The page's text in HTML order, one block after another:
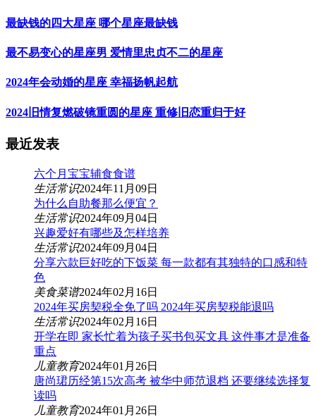
最缺钱的四大星座 哪个星座最缺钱
最不易变心的星座男 爱情里忠贞不二的星座
2024年会动婚的星座 幸福扬帆起航
2024旧情复燃破镜重圆的星座 重修旧恋重归于好
最近发表
六个月宝宝辅食食谱
生活常识2024年11月09日
为什么自助餐那么便宜？
生活常识2024年09月04日
兴趣爱好有哪些及怎样培养
生活常识2024年09月04日
分享六款巨好吃的下饭菜 每一款都有其独特的口感和特
色
美食菜谱2024年02月16日
2024年买房契税全免了吗 2024年买房契税能退吗
生活常识2024年02月16日
开学在即 家长忙着为孩子买书包买文具 这件事才是准备
重点
儿童教育2024年01月26日
唐尚珺历经第15次高考 被华中师范退档 还要继续选择复
读吗
儿童教育2024年01月26日